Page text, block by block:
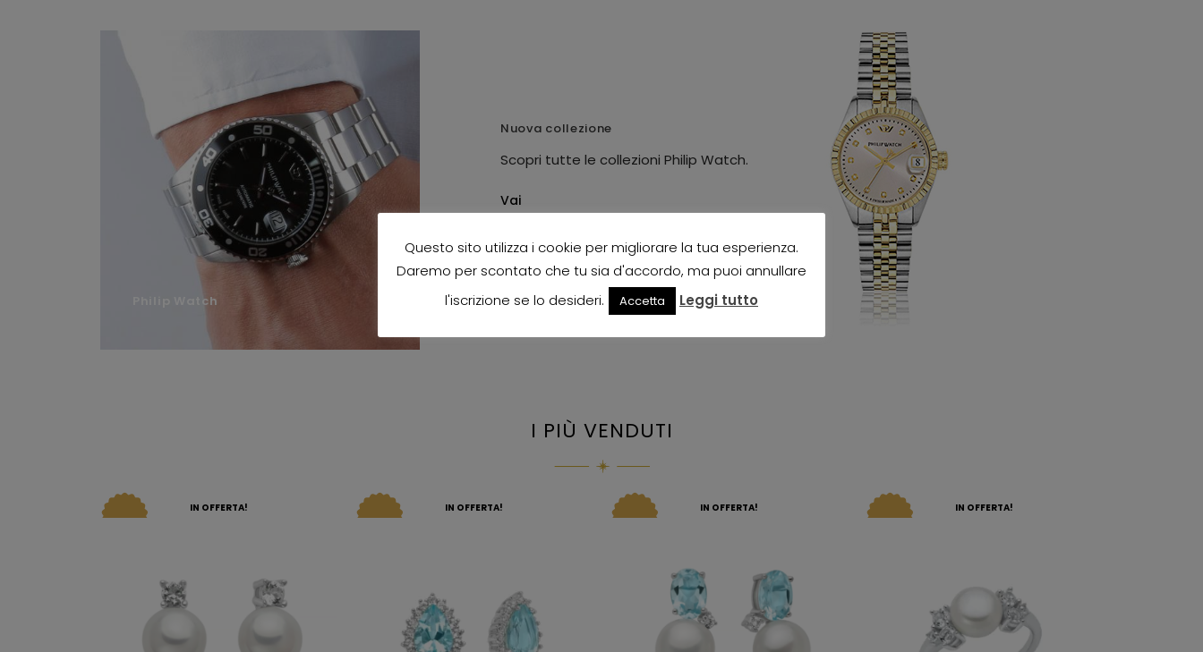
Philip Watch
Nuova collezione
Scopri tutte le collezioni Philip Watch.
Vai
I PIÙ VENDUTI
IN OFFERTA! IN OFFERTA! IN OFFERTA! IN OFFERTA!
Questo sito utilizza i cookie per migliorare la tua esperienza.
Daremo per scontato che tu sia d'accordo, ma puoi annullare
l'iscrizione se lo desideri.
Accetta Leggi tutto